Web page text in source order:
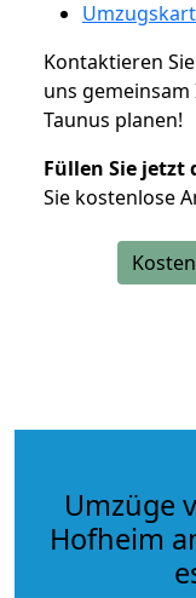
Kontaktieren
uns
Taunus planen!
Füllen Sie jetzt
Sie kostenlose
Umzüge
Hofheim